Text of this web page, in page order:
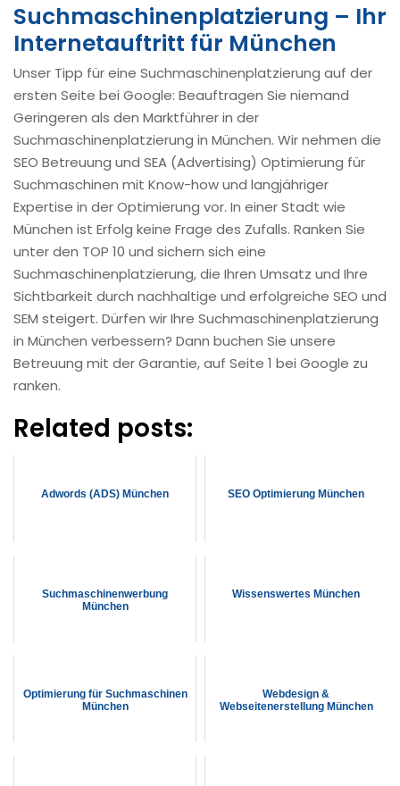
Suchmaschinenplatzierung – Ihr
Internetauftritt für München
Unser Tipp für eine Suchmaschinenplatzierung auf der
ersten Seite bei Google: Beauftragen Sie niemand
Geringeren als den Marktführer in der
Suchmaschinenplatzierung in München. Wir nehmen die
SEO Betreuung und SEA (Advertising) Optimierung für
Suchmaschinen mit Know-how und langjähriger
Expertise in der Optimierung vor. In einer Stadt wie
München ist Erfolg keine Frage des Zufalls. Ranken Sie
unter den TOP 10 und sichern sich eine
Suchmaschinenplatzierung, die Ihren Umsatz und Ihre
Sichtbarkeit durch nachhaltige und erfolgreiche SEO und
SEM steigert. Dürfen wir Ihre Suchmaschinenplatzierung
in München verbessern? Dann buchen Sie unsere
Betreuung mit der Garantie, auf Seite 1 bei Google zu
ranken.
Related posts:
Adwords (ADS) München SEO Optimierung München
Suchmaschinenwerbung
München
Wissenswertes München
Optimierung für Suchmaschinen
München
Webdesign &
Webseitenerstellung München